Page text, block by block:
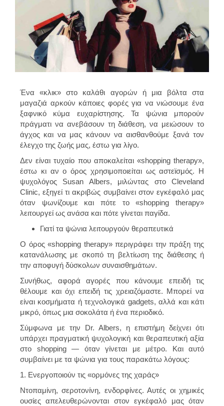
Ένα «κλικ» στο καλάθι αγορών ή μια βόλτα στα
μαγαζιά αρκούν κάποιες φορές για να νιώσουμε ένα
ξαφνικό κύμα ευχαρίστησης. Τα ψώνια μπορούν
πράγματι να ανεβάσουν τη διάθεση, να μειώσουν το
άγχος και να μας κάνουν να αισθανθούμε ξανά τον
έλεγχο της ζωής μας, έστω για λίγο.
Δεν είναι τυχαίο που αποκαλείται «shopping therapy»,
έστω κι αν ο όρος χρησιμοποιείται ως αστεϊσμός. Η
ψυχολόγος Susan Albers, μιλώντας στο Cleveland
Clinic, εξηγεί τι ακριβώς συμβαίνει στον εγκέφαλό μας
όταν ψωνίζουμε και πότε το «shopping therapy»
λειτουργεί ως ανάσα και πότε γίνεται παγίδα.
Γιατί τα ψώνια λειτουργούν θεραπευτικά
Ο όρος «shopping therapy» περιγράφει την πράξη της
κατανάλωσης με σκοπό τη βελτίωση της διάθεσης ή
την αποφυγή δύσκολων συναισθημάτων.
Συνήθως, αφορά αγορές που κάνουμε επειδή τις
θέλουμε και όχι επειδή τις χρειαζόμαστε. Μπορεί να
είναι κοσμήματα ή τεχνολογικά gadgets, αλλά και κάτι
μικρό, όπως μια σοκολάτα ή ένα περιοδικό.
Σύμφωνα με την Dr. Albers, η επιστήμη δείχνει ότι
υπάρχει πραγματική ψυχολογική και θεραπευτική αξία
στο shopping — όταν γίνεται με μέτρο. Και αυτό
συμβαίνει με τα ψώνια για τους παρακάτω λόγους:
1. Ενεργοποιούν τις «ορμόνες της χαράς»
Ντοπαμίνη, σεροτονίνη, ενδορφίνες. Αυτές οι χημικές
ουσίες απελευθερώνονται στον εγκέφαλό μας όταν